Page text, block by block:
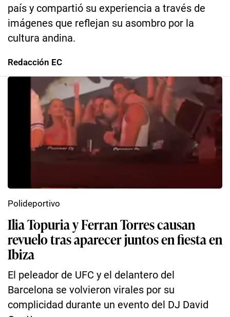
país y compartió su experiencia a través de
imágenes que reflejan su asombro por la
cultura andina.
Redacción EC
Ilia Topuria y Ferran Torres causan
revuelo tras aparecer juntos en fiesta en
Ibiza
El peleador de UFC y el delantero del
Barcelona se volvieron virales por su
complicidad durante un evento del DJ David
Polideportivo